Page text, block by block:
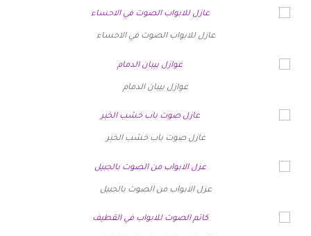
عازل للابواب الصوت في الاحساء
عوازل بيبان الدمام
عازل صوت باب خشب الخبر
عزل الابواب من الصوت بالجبيل